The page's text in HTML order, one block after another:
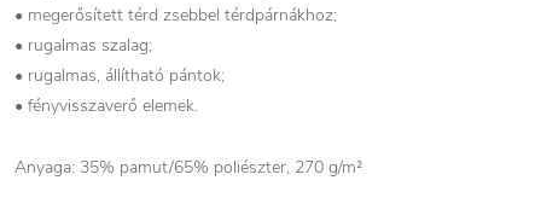
• megerősített térd zsebbel térdpárnákhoz;
• rugalmas szalag;
• rugalmas, állítható pántok;
• fényvisszaverő elemek.
Anyaga: 35% pamut/65% poliészter, 270 g/m²